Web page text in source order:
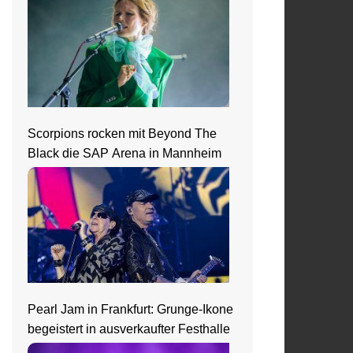
Scorpions rocken mit Beyond The
Black die SAP Arena in Mannheim
Pearl Jam in Frankfurt: Grunge-Ikone
begeistert in ausverkaufter Festhalle